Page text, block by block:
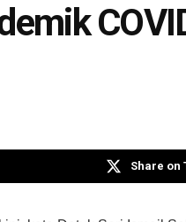
Share on